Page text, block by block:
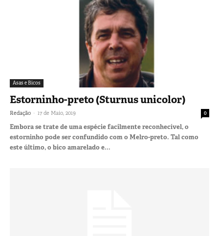
Asas e Bicos
Estorninho-preto (Sturnus unicolor)
Redação - 17 de Maio, 2019 0
Embora se trate de uma espécie facilmente reconhecível, o
estorninho pode ser confundido com o Melro-preto. Tal como
este último, o bico amarelado e...